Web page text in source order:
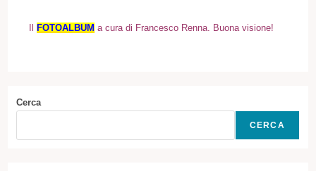
FOTOALBUM a cura di Francesco Renna. Buona visione!
Cerca
CERCA